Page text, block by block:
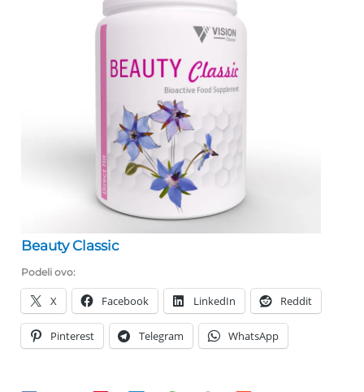
Beauty Classic
Podeli ovo:
X Facebook LinkedIn Reddit
Pinterest Telegram WhatsApp